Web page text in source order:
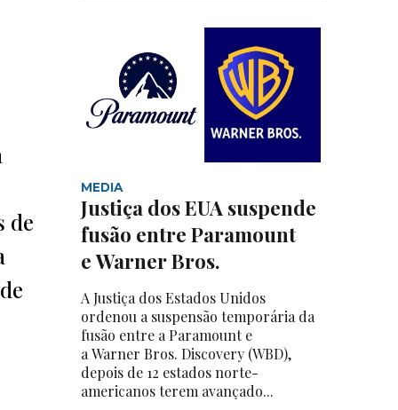
de
MEDIA
Justiça dos EUA suspende
fusão entre Paramount
e Warner Bros.
A Justiça dos Estados Unidos
ordenou a suspensão temporária da
fusão entre a Paramount e
a Warner Bros. Discovery (WBD),
depois de 12 estados norte-
americanos terem avançado...